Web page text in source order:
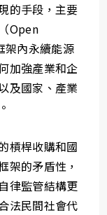
的手段，主要
Open
內永續能源
加強產業和企
及國家、產業
槓桿收購和國
架的矛盾性，
律監管結構更
法民間社會代